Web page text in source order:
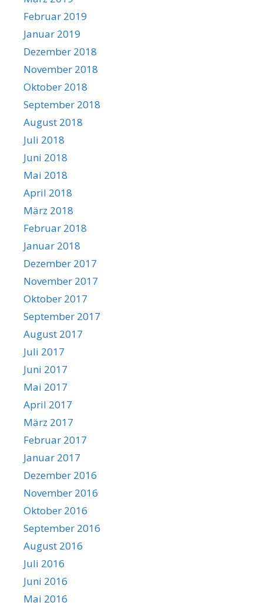
Februar 2019
Januar 2019
Dezember 2018
November 2018
Oktober 2018
September 2018
August 2018
Juli 2018
Juni 2018
Mai 2018
April 2018
März 2018
Februar 2018
Januar 2018
Dezember 2017
November 2017
Oktober 2017
September 2017
August 2017
Juli 2017
Juni 2017
Mai 2017
April 2017
März 2017
Februar 2017
Januar 2017
Dezember 2016
November 2016
Oktober 2016
September 2016
August 2016
Juli 2016
Juni 2016
Mai 2016